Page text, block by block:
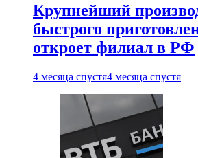
Крупнейший
быстрого
откроет филиал в РФ
4 месяца спустя4 месяца спустя